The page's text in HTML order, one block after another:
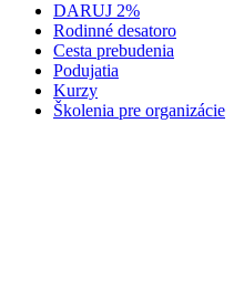
DARUJ 2%
Rodinné desatoro
Cesta prebudenia
Podujatia
Kurzy
Školenia pre organizácie